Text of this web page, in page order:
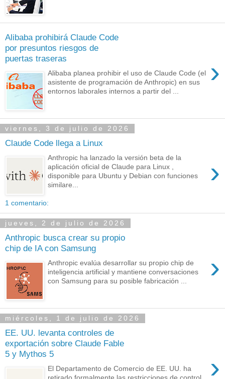
Alibaba prohibirá Claude Code
por presuntos riesgos de
puertas traseras
›
Alibaba planea prohibir el uso de Claude Code (el
asistente de programación de Anthropic) en sus
entornos laborales internos a partir del ...
viernes, 3 de julio de 2026
Claude Code llega a Linux
›
Anthropic ha lanzado la versión beta de la
aplicación oficial de Claude para Linux ,
disponible para Ubuntu y Debian con funciones
similare...
1 comentario:
jueves, 2 de julio de 2026
Anthropic busca crear su propio
chip de IA con Samsung
›
Anthropic evalúa desarrollar su propio chip de
inteligencia artificial y mantiene conversaciones
con Samsung para su posible fabricación ...
miércoles, 1 de julio de 2026
EE. UU. levanta controles de
exportación sobre Claude Fable
5 y Mythos 5
›
El Departamento de Comercio de EE. UU. ha
retirado formalmente las restricciones de control